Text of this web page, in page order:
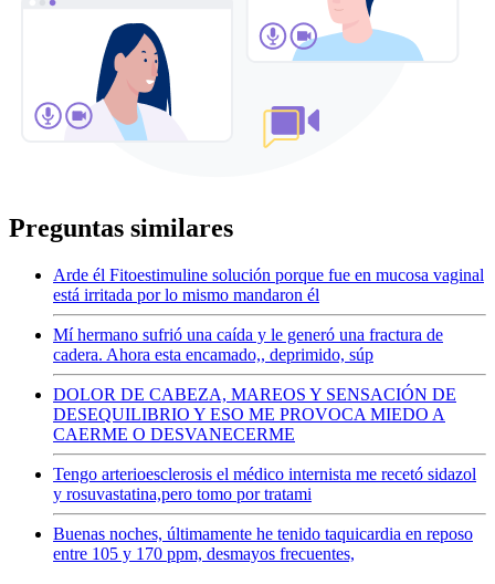
Preguntas similares
Arde él Fitoestimuline solución porque fue en mucosa vaginal
está irritada por lo mismo mandaron él
Mí hermano sufrió una caída y le generó una fractura de
cadera. Ahora esta encamado,, deprimido, súp
DOLOR DE CABEZA, MAREOS Y SENSACIÓN DE
DESEQUILIBRIO Y ESO ME PROVOCA MIEDO A
CAERME O DESVANECERME
Tengo arterioesclerosis el médico internista me recetó sidazol
y rosuvastatina,pero tomo por tratami
Buenas noches, últimamente he tenido taquicardia en reposo
entre 105 y 170 ppm, desmayos frecuentes,